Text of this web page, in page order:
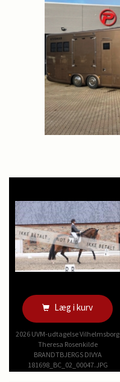
Læg i kurv
2026 UVM-udtagelse Vilhelmsborg
Theresa Rosenkilde
BRANDTBJERGS DIVYA
181698_BC_02_00047.JPG